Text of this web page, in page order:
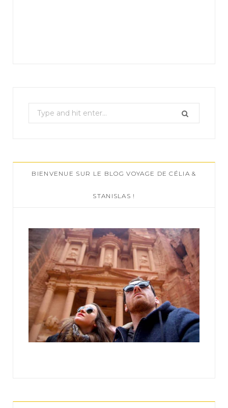
e
c
h
:
BIENVENUE SUR LE BLOG VOYAGE DE CÉLIA &
STANISLAS !